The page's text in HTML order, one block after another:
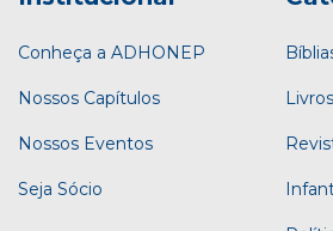
Conheça a ADHONEP
Nossos Capítulos
Nossos Eventos
Seja Sócio
Livros